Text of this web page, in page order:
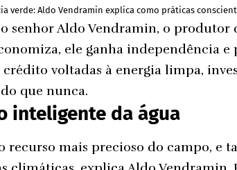
verde: Aldo Vendramin explica como práticas
senhor Aldo Vendramin, o
ele ganha independência
voltadas à energia limpa,
que nunca.
inteligente da água
recurso mais precioso do campo, e